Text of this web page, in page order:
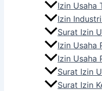
Izin Usaha
Izin
Surat Izin
Izin Usaha
Izin Usaha
Surat Izin
Surat Izin